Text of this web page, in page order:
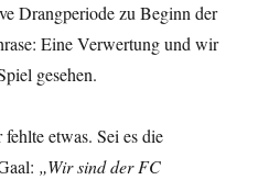
Drangperiode zu Beginn der
Eine Verwertung und wir
gesehen.
etwas. Sei es die
„Wir sind der FC